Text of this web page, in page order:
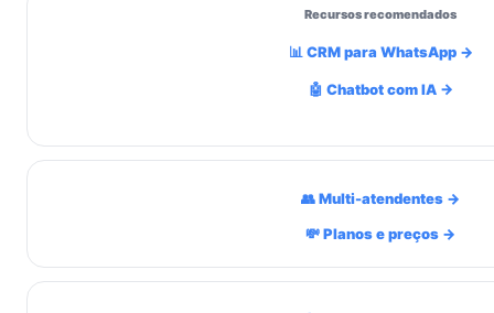
Recursos recomendados
📊 CRM para WhatsApp →
🤖 Chatbot com IA →
👥 Multi-atendentes →
💸 Planos e preços →